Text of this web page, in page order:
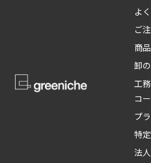
よ
ご
商
卸
工
コ
プ
特
法